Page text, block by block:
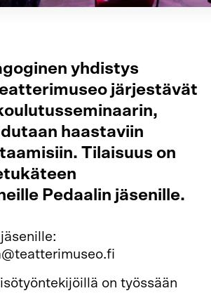
yhdistys
järjestävät
haastaviin
Tilaisuus on
Pedaalin jäsenille.
on työssään